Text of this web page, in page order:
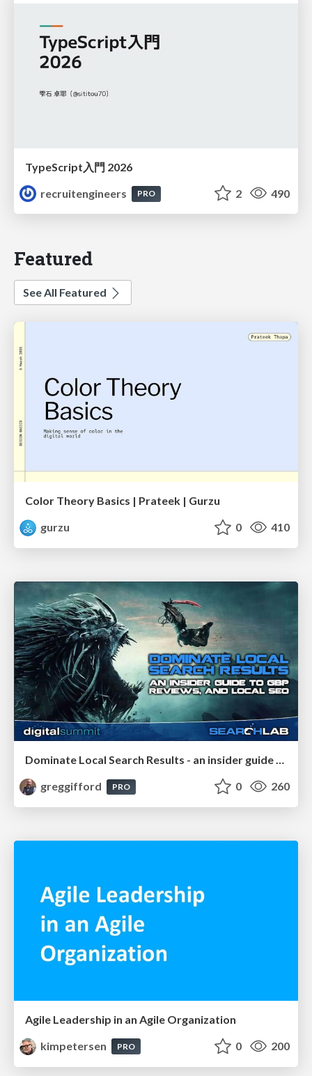
TypeScript入門 2026
recruitengineers
PRO 2 490
Featured
See All Featured
Color Theory Basics | Prateek | Gurzu
gurzu
0 410
Dominate Local Search Results - an insider guide to GBP, reviews, and Local SEO
greggifford
PRO 0 260
Agile Leadership in an Agile Organization
kimpetersen
PRO 0 200